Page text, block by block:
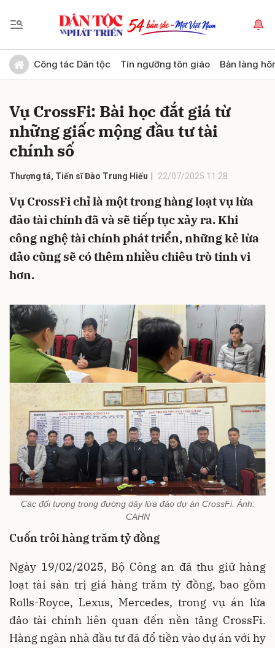
Công tác Dân tộc Tín ngưỡng tôn giáo Bản làng
Vụ CrossFi: Bài học đắt giá từ
những giấc mộng đầu tư tài
chính số
Thượng tá, Tiến sĩ Đào Trung Hiếu 22/07/2025 11:28
Vụ CrossFi chỉ là một trong hàng loạt vụ lừa
đảo tài chính đã và sẽ tiếp tục xảy ra. Khi
công nghệ tài chính phát triển, những kẻ lừa
đảo cũng sẽ có thêm nhiều chiêu trò tinh vi
hơn.
Các đối tượng trong đường dây lừa đảo dự án CrossFi. Ảnh:
CAHN
Cuốn trôi hàng trăm tỷ đồng
Ngày 19/02/2025, Bộ Công an đã thu giữ hàng
loạt tài sản trị giá hàng trăm tỷ đồng, bao gồm
Rolls-Royce, Lexus, Mercedes, trong vụ án lừa
đảo tài chính liên quan đến nền tảng CrossFi.
Hàng ngàn nhà đầu tư đã đổ tiền vào dự án với hy
Gửi bình luận